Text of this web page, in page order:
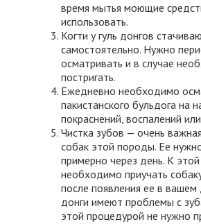
время мытья моющие
использовать.
Когти у гуль донгов
самостоятельно. Нужно
осматривать и в случае
постригать.
Ежедневно необходимо
пакистанского бульдога на
покраснений, воспалений
Чистка зубов — очень
собак этой породы. Ее
примерно через день. К
необходимо приучать
после появления ее в вашем
донги имеют проблемы с
этой процедурой не нужно